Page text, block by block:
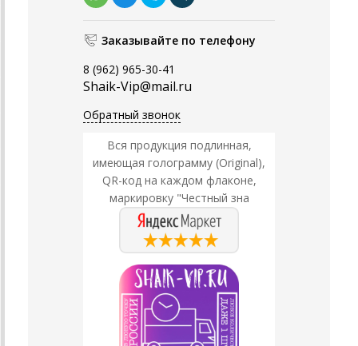
Заказывайте по телефону
8 (962) 965-30-41
Shaik-Vip@mail.ru
Обратный звонок
Вся продукция подлинная,
имеющая голограмму (Original),
QR-код на каждом флаконе,
маркировку "Честный зна